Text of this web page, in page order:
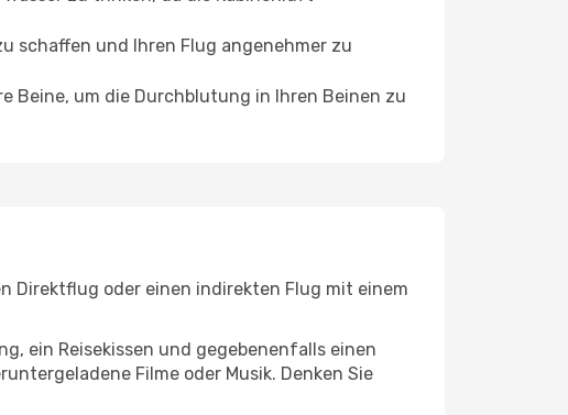
schaffen und Ihren Flug angenehmer zu
Beine, um die Durchblutung in Ihren Beinen zu
Direktflug oder einen indirekten Flug mit einem
ein Reisekissen und gegebenenfalls einen
Filme oder Musik. Denken Sie